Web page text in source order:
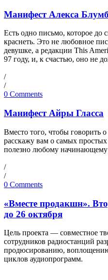
Манифест Алекса
Есть одно письмо, которое до
краснеть. Это не любовное
девушке, а редакции This
97 году, и, к счастью, оно не
/
/
0 Comments
Манифест Айры Гласса
Вместо того, чтобы говорить
расскажу вам о самых
полезно любому начинающему
/
/
0 Comments
«Вместе продакшн».
до 26 октября
Цель проекта — совместное
сотрудников радиостанций
продюсированию,
циклов аудиопрограмм.